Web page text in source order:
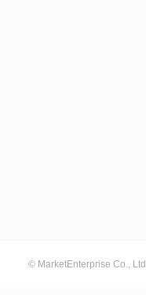
© MarketEnterprise Co., Ltd.